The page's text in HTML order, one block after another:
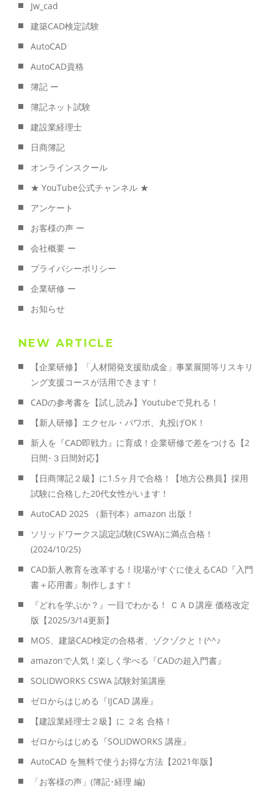
Jw_cad
建築CAD検定試験
AutoCAD
AutoCAD資格
簿記 ー
簿記ネット試験
建設業経理士
日商簿記
オンラインスクール
★ YouTube公式チャンネル ★
アンケート
お客様の声 ー
会社概要 ー
プライバシーポリシー
企業研修 ー
お知らせ
NEW ARTICLE
【企業研修】「人材開発支援助成金」事業展開等リスキリ
ング支援コースが活用できます！
CADの参考書を【試し読み】Youtubeで見れる！
【新人研修】エクセル・パワポ、丸投げOK！
新人を『CAD即戦力』に育成！企業研修で差をつける【2
日間･３日間対応】
【日商簿記２級】に1.5ヶ月で合格！【地方公務員】採用
試験に合格した20代女性がいます！
AutoCAD 2025 （新刊本）amazon 出版！
ソリッドワークス認定試験(CSWA)に満点合格！
(2024/10/25)
CAD新人教育を改革する！現場がすぐに使えるCAD『入門
書＋応用書』制作します！
『どれを学ぶか？』一目でわかる！ ＣＡＤ講座 価格改定
版【2025/3/14更新】
MOS、建築CAD検定の合格者、ゾクゾクと！(^^♪
amazonで人気！楽しく学べる『CADの超入門書』
SOLIDWORKS CSWA 試験対策講座
ゼロからはじめる『IJCAD 講座』
【建設業経理士２級】に ２名 合格！
ゼロからはじめる『SOLIDWORKS 講座』
AutoCAD を無料で使うお得な方法【2021年版】
「お客様の声」(簿記･経理 編)